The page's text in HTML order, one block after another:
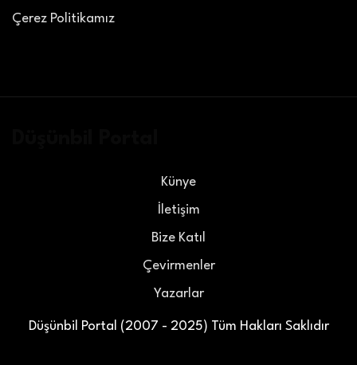
Çerez Politikamız
Düşünbil Portal (2007 - 2025) Tüm Hakları Saklıdır
Künye
İletişim
Bize Katıl
Çevirmenler
Yazarlar